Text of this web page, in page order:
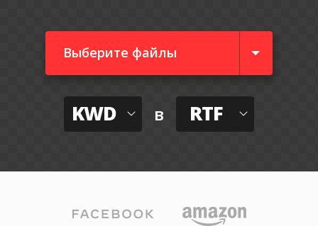
Выберите файлы
KWD в RTF